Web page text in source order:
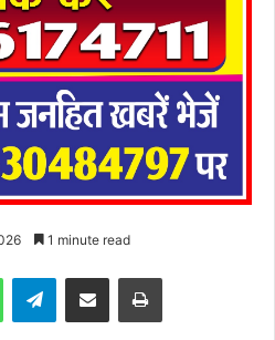
1 minute read
WhatsAppTelegramShare via Email Print